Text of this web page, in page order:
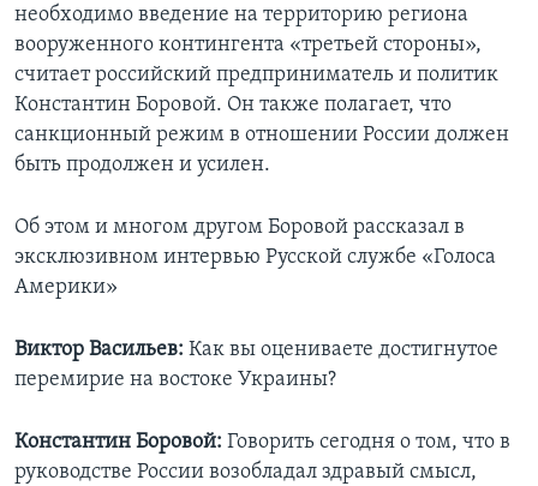
необходимо введение на территорию региона
вооруженного контингента «третьей стороны»,
считает российский предприниматель и политик
Константин Боровой. Он также полагает, что
санкционный режим в отношении России должен
быть продолжен и усилен.
Об этом и многом другом Боровой рассказал в
эксклюзивном интервью Русской службе «Голоса
Америки»
Виктор Васильев: Как вы оцениваете достигнутое
перемирие на востоке Украины?
Константин Боровой: Говорить сегодня о том, что в
руководстве России возобладал здравый смысл,